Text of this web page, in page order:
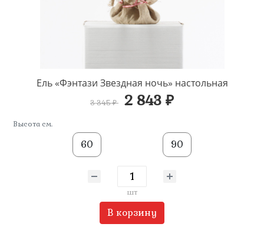
Ель «Фэнтази Звездная ночь» настольная
3 345 ₽ 2 843 ₽
Высота см.
60 90
шт
В корзину